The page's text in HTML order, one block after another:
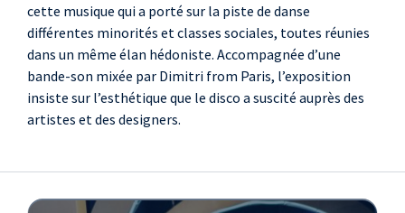
cette musique qui a porté sur la piste de danse
différentes minorités et classes sociales, toutes réunies
dans un même élan hédoniste. Accompagnée d’une
bande-son mixée par Dimitri from Paris, l’exposition
insiste sur l’esthétique que le disco a suscité auprès des
artistes et des designers.